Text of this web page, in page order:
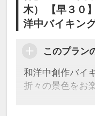
木） 【早３０
洋中バイキン
このプラン
和洋中創作バイ
折々の景色をお